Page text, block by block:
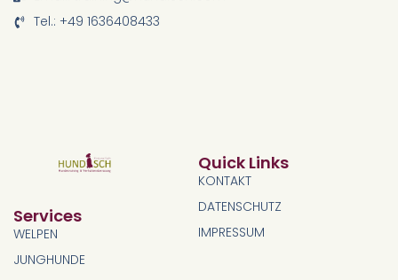
Services
WELPEN
JUNGHUNDE
Quick Links
KONTAKT
DATENSCHUTZ
IMPRESSUM
Tel.: +49 1636408433